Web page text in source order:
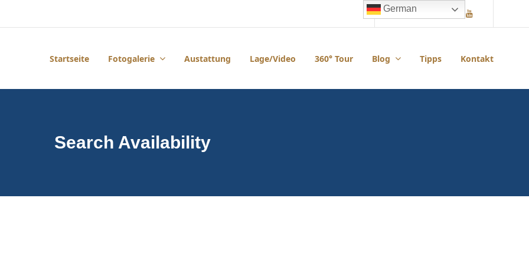
PinterestFacebookInstagram
Startseite Fotogalerie Austattung Lage/Video 360° Tour Blog Tipps Kontakt
Search Availability
German